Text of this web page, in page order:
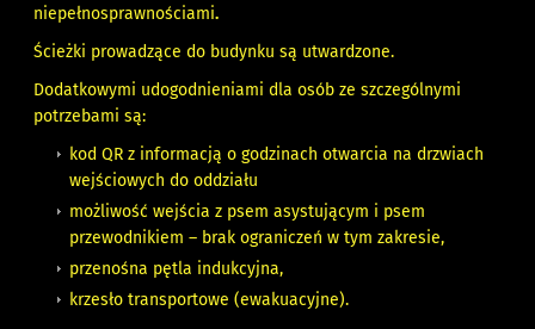
niepełnosprawnościami.
Ścieżki prowadzące do budynku są utwardzone.
Dodatkowymi udogodnieniami dla osób ze szczególnymi
potrzebami są:
kod QR z informacją o godzinach otwarcia na drzwiach
wejściowych do oddziału
możliwość wejścia z psem asystującym i psem
przewodnikiem – brak ograniczeń w tym zakresie,
przenośna pętla indukcyjna,
krzesło transportowe (ewakuacyjne).